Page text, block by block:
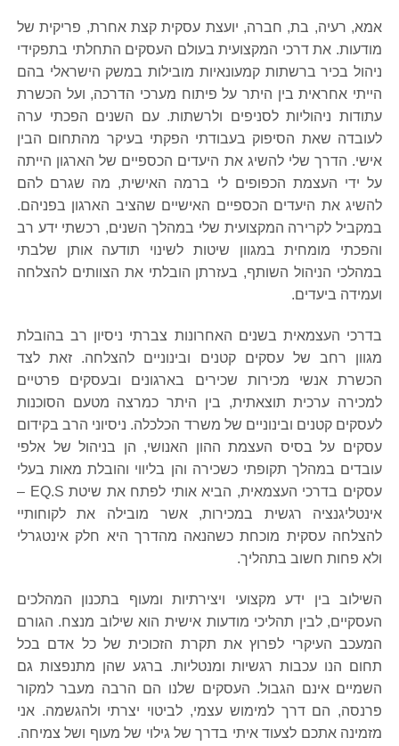
אמא, רעיה, בת, חברה, יועצת עסקית קצת אחרת, פריקית של
מודעות. את דרכי המקצועית בעולם העסקים התחלתי בתפקידי
ניהול בכיר ברשתות קמעונאיות מובילות במשק הישראלי בהם
הייתי אחראית בין היתר על פיתוח מערכי הדרכה, ועל הכשרת
עתודות ניהוליות לסניפים ולרשתות. עם השנים הפכתי ערה
לעובדה שאת הסיפוק בעבודתי הפקתי בעיקר מהתחום הבין
אישי. הדרך שלי להשיג את היעדים הכספיים של הארגון הייתה
על ידי העצמת הכפופים לי ברמה האישית, מה שגרם להם
להשיג את היעדים הכספיים האישיים שהציב הארגון בפניהם.
במקביל לקרירה המקצועית שלי במהלך השנים, רכשתי ידע רב
והפכתי מומחית במגוון שיטות לשינוי תודעה אותן שלבתי
במהלכי הניהול השותף, בעזרתן הובלתי את הצוותים להצלחה
ועמידה ביעדים.
בדרכי העצמאית בשנים האחרונות צברתי ניסיון רב בהובלת
מגוון רחב של עסקים קטנים ובינוניים להצלחה. זאת לצד
הכשרת אנשי מכירות שכירים בארגונים ובעסקים פרטיים
למכירה ערכית תוצאתית, בין היתר כמרצה מטעם הסוכנות
לעסקים קטנים ובינוניים של משרד הכלכלה. ניסיוני הרב בקידום
עסקים על בסיס העצמת ההון האנושי, הן בניהול של אלפי
עובדים במהלך תקופתי כשכירה והן בליווי והובלת מאות בעלי
עסקים בדרכי העצמאית, הביא אותי לפתח את שיטת EQ.S –
אינטליגנציה רגשית במכירות, אשר מובילה את לקוחותיי
להצלחה עסקית מוכחת כשהנאה מהדרך היא חלק אינטגרלי
ולא פחות חשוב בתהליך.
השילוב בין ידע מקצועי ויצירתיות ומעוף בתכנון המהלכים
העסקיים, לבין תהליכי מודעות אישית הוא שילוב מנצח. הגורם
המעכב העיקרי לפרוץ את תקרת הזכוכית של כל אדם בכל
תחום הנו עכבות רגשיות ומנטליות. ברגע שהן מתנפצות גם
השמיים אינם הגבול. העסקים שלנו הם הרבה מעבר למקור
פרנסה, הם דרך למימוש עצמי, לביטוי יצרתי ולהגשמה. אני
מזמינה אתכם לצעוד איתי בדרך של גילוי של מעוף ושל צמיחה.